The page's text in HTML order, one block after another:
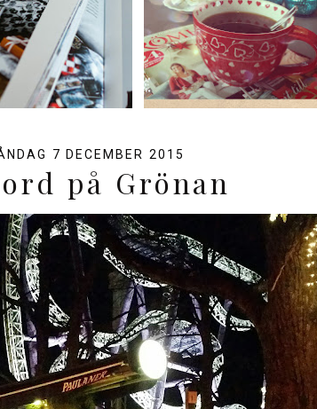
7 DECEMBER 2015
på Grönan